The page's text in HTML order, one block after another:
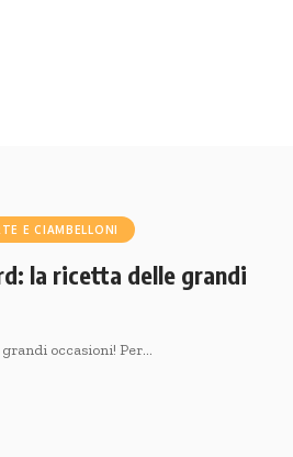
E CIAMBELLONI
la ricetta delle grandi
occasioni! Per…